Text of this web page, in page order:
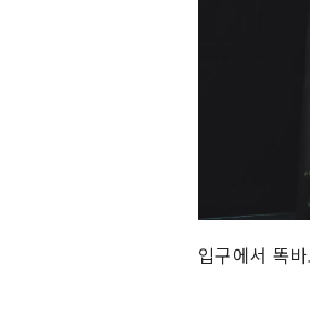
입구에서 똑